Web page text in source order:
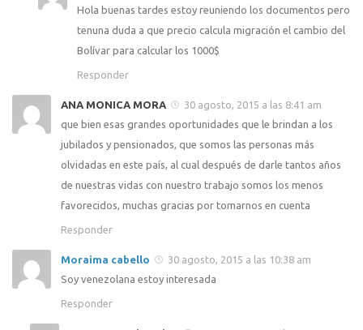
Hola buenas tardes estoy reuniendo los documentos pero
tenuna duda a que precio calcula migración el cambio del
Bolívar para calcular los 1000$
Responder
ANA MONICA MORA
30 agosto, 2015 a las 8:41 am
que bien esas grandes oportunidades que le brindan a los
jubilados y pensionados, que somos las personas más
olvidadas en este país, al cual después de darle tantos años
de nuestras vidas con nuestro trabajo somos los menos
favorecidos, muchas gracias por tomarnos en cuenta
Responder
Moraima cabello
30 agosto, 2015 a las 10:38 am
Soy venezolana estoy interesada
Responder